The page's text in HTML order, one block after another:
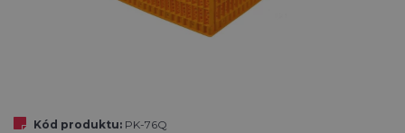
Kód produktu: PK-76Q